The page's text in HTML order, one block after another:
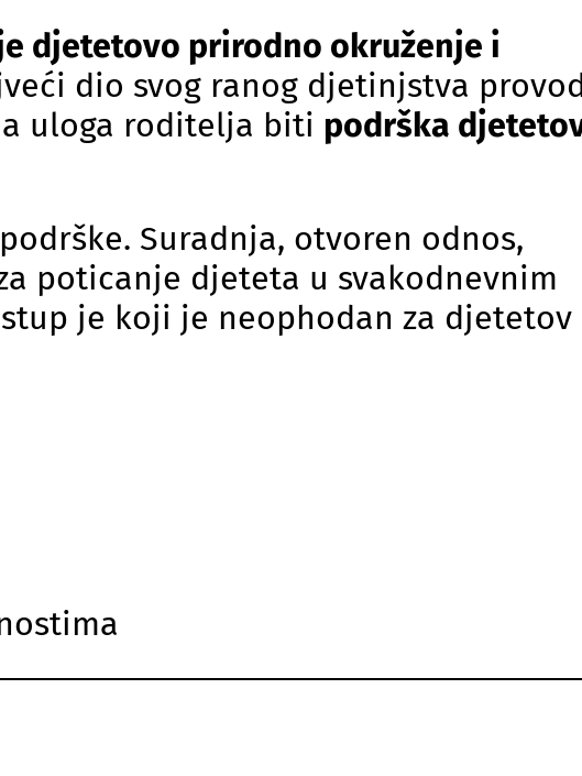
djetetovo prirodno okruženje i
dio svog ranog djetinjstva
uloga roditelja biti podrška
Suradnja, otvoren odnos,
poticanje djeteta u svakodnevnim
je koji je neophodan za djetetov